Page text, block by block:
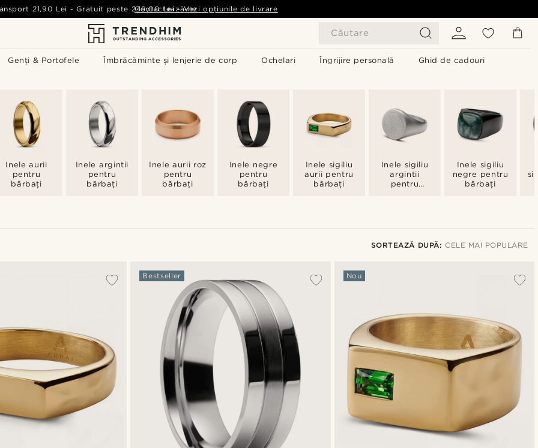
Căutare
Genți & Portofele Îmbrăcăminte și lenjerie de corp Ochelari Îngrijire personală Ghid de cadouri
21,90 Lei -Gratuit peste 249,00 Lei - Vezi opțiunile de livrare
Contactează-ne
Inele aurii
pentru
bărbați
Inele argintii
pentru
bărbați
Inele aurii roz
pentru
bărbați
Inele negre
pentru
bărbați
Inele sigiliu
aurii pentru
bărbați
Inele sigiliu
argintii
pentru
Inele sigiliu
negre pentru
bărbați
SORTEAZĂ DUPĂ: CELE MAI POPULARE
Preț descrescător
Bestseller Nou